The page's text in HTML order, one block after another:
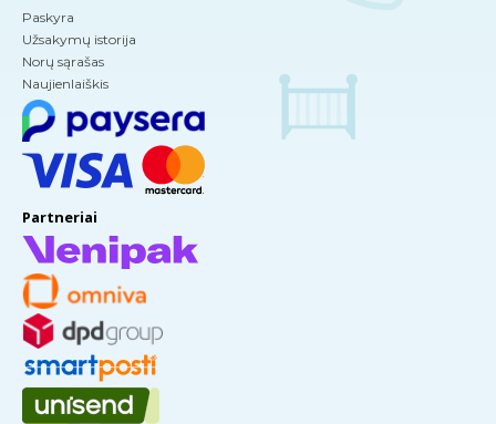
Paskyra
Užsakymų istorija
Norų sąrašas
Naujienlaiškis
Partneriai